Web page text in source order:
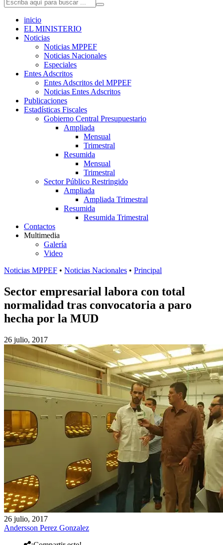
inicio
EL MINISTERIO
Noticias
Noticias MPPEF
Noticias Nacionales
Especiales
Entes Adscritos
Entes Adscritos del MPPEF
Noticias Entes Adscritos
Publicaciones
Estadísticas Fiscales
Gobierno Central Presupuestario
Ampliada
Mensual
Trimestral
Resumida
Mensual
Trimestral
Sector Público Restringido
Ampliada
Ampliada Trimestral
Resumida
Resumida Trimestral
Contactos
Multimedia
Galería
Video
Noticias MPPEF • Noticias Nacionales • Principal
Sector empresarial labora con total
normalidad tras convocatoria a paro
hecha por la MUD
26 julio, 2017
26 julio, 2017
Andersson Perez Gonzalez